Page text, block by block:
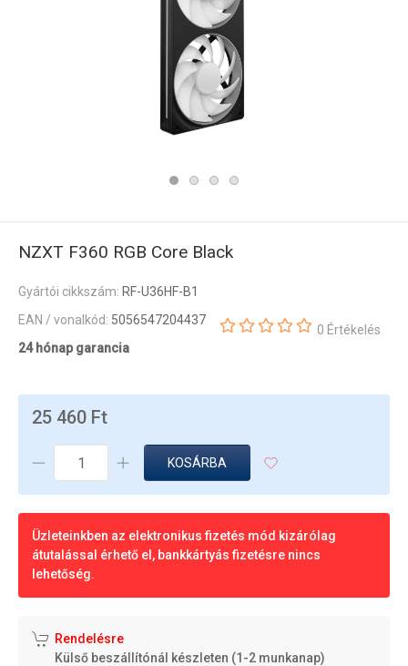
NZXT F360 RGB Core Black
Gyártói cikkszám: RF-U36HF-B1
EAN / vonalkód: 5056547204437
24 hónap garancia
0 Értékelés
25 460 Ft
KOSÁRBA
Üzleteinkben az elektronikus fizetés mód kizárólag
átutalással érhető el, bankkártyás fizetésre nincs
lehetőség.
Rendelésre
Külső beszállítónál készleten (1-2 munkanap)